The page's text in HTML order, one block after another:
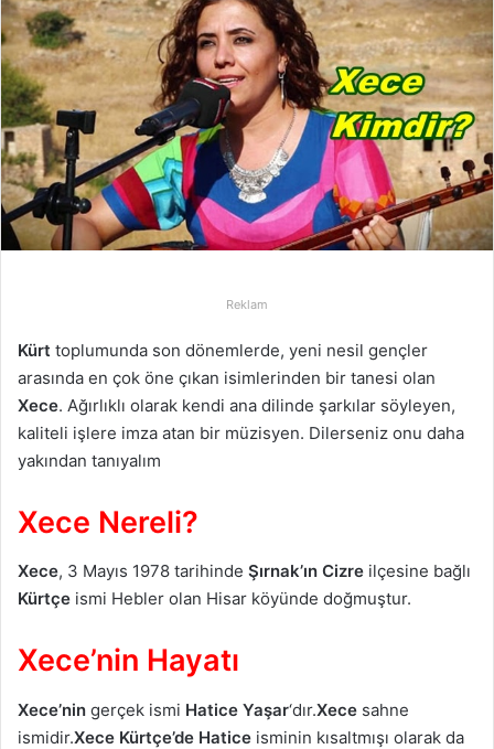
e
o
a
g
ö
n
m
e
k
Reklam
Kürt toplumunda son dönemlerde, yeni nesil gençler
arasında en çok öne çıkan isimlerinden bir tanesi olan
Xece. Ağırlıklı olarak kendi ana dilinde şarkılar söyleyen,
kaliteli işlere imza atan bir müzisyen. Dilerseniz onu daha
yakından tanıyalım
Xece Nereli?
Xece, 3 Mayıs 1978 tarihinde Şırnak’ın Cizre ilçesine bağlı
Kürtçe ismi Hebler olan Hisar köyünde doğmuştur.
Xece’nin Hayatı
Xece’nin gerçek ismi Hatice Yaşar‘dır.Xece sahne
ismidir.Xece Kürtçe’de Hatice isminin kısaltmışı olarak da